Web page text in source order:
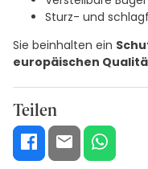
Sturz- und
Sie beinhalten ein
europäischen
Teilen